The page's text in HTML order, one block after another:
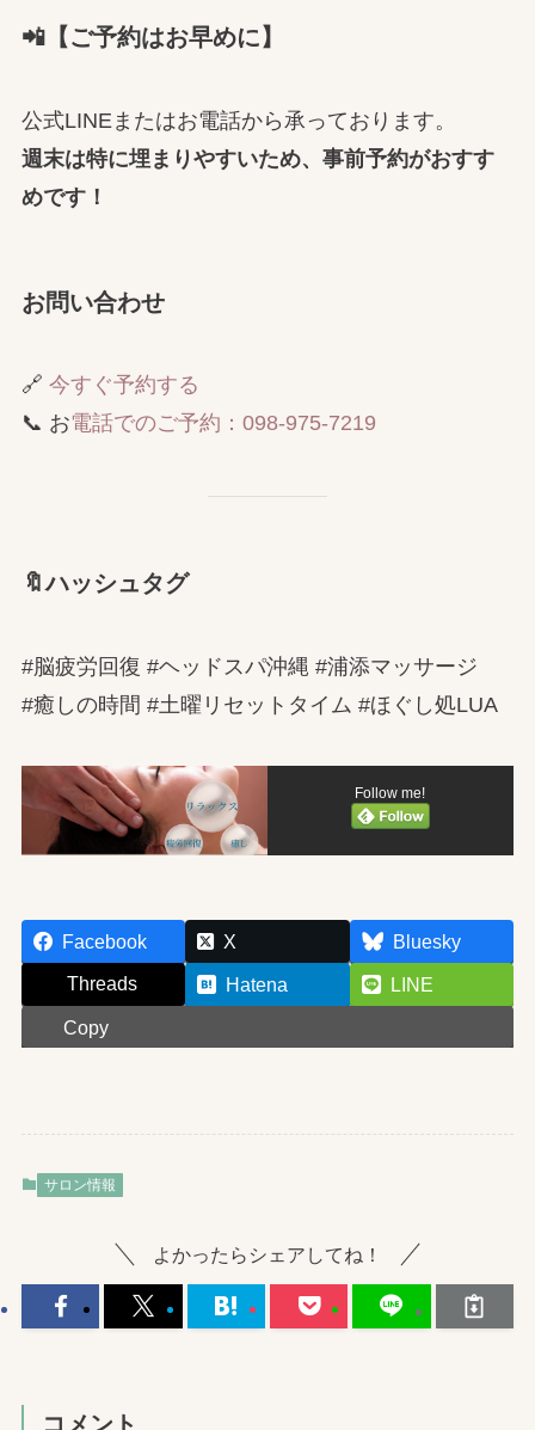
📲【ご予約はお早めに】
公式LINEまたはお電話から承っております。
週末は特に埋まりやすいため、事前予約がおすす
めです！
お問い合わせ
🔗 今すぐ予約する
📞 お電話でのご予約：098-975-7219
🔖ハッシュタグ
#脳疲労回復 #ヘッドスパ沖縄 #浦添マッサージ
#癒しの時間 #土曜リセットタイム #ほぐし処LUA
Follow me!
Facebook X
Bluesky
Threads
Hatena
LINE
Copy
サロン情報
よかったらシェアしてね！
コメント